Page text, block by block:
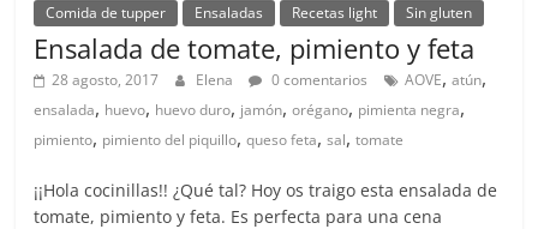
Comida de tupper Ensaladas Recetas light Sin gluten
Ensalada de tomate, pimiento y feta
28 agosto, 2017 Elena 0 comentarios AOVE,atún,
ensalada, huevo, huevo duro, jamón,orégano, pimienta negra,
pimiento, pimiento del piquillo,queso feta,sal,tomate
¡¡Hola cocinillas!! ¿Qué tal? Hoy os traigo esta ensalada de
tomate, pimiento y feta. Es perfecta para una cena